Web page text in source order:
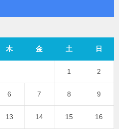
木 金 土 日
1 2
6 7 8 9
13 14 15 16